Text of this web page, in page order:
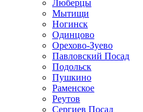
Люберцы
Мытищи
Ногинск
Одинцово
Орехово-Зуево
Павловский Посад
Подольск
Пушкино
Раменское
Реутов
Сергиев Посад